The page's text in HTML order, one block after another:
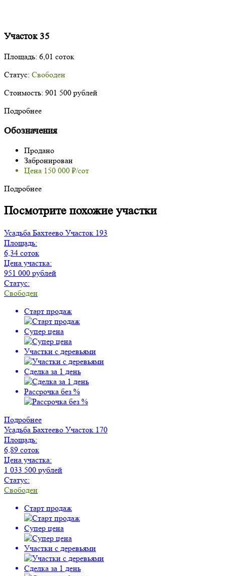
Участок 35
Площадь: 6,01 соток
Статус: Свободен
Стоимость: 901 500 рублей
Подробнее
Обозначения
Продано
Забронирован
Цена 150 000 ₽/сот
Подробнее
Посмотрите похожие участки
Усадьба Бахтеево Участок 193
Площадь:
6,34 соток
Цена участка:
951 000 рублей
Статус:
Свободен
Старт продаж
Супер цена
Участки с деревьями
Сделка за 1 день
Рассрочка без %
Подробнее
Усадьба Бахтеево Участок 170
Площадь:
6,89 соток
Цена участка:
1 033 500 рублей
Статус:
Свободен
Старт продаж
Супер цена
Участки с деревьями
Сделка за 1 день